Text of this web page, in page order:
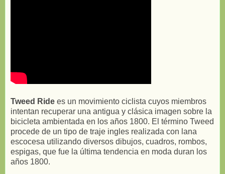
Tweed Ride es un movimiento ciclista cuyos miembros
intentan recuperar una antigua y clásica imagen sobre la
bicicleta ambientada en los años 1800. El término Tweed
procede de un tipo de traje ingles realizada con lana
escocesa utilizando diversos dibujos, cuadros, rombos,
espigas, que fue la última tendencia en moda duran los
años 1800.